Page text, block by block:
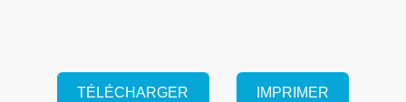
TÉLÉCHARGER IMPRIMER